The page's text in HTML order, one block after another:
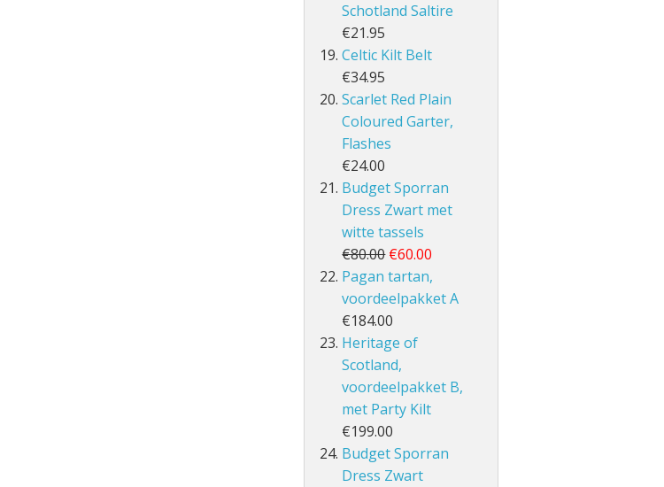
Schotland Saltire
€21.95
Celtic Kilt Belt
€34.95
Scarlet Red Plain
Coloured Garter,
Flashes
€24.00
Budget Sporran
Dress Zwart met
witte tassels
€80.00 €60.00
Pagan tartan,
voordeelpakket A
€184.00
Heritage of
Scotland,
voordeelpakket B,
met Party Kilt
€199.00
Budget Sporran
Dress Zwart